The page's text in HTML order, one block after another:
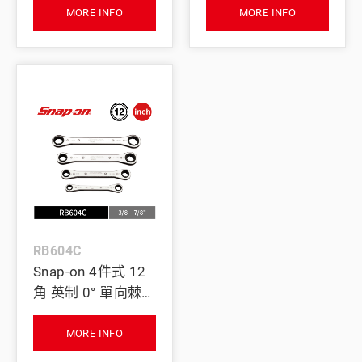
MORE INFO MORE INFO
RB604C
Snap-on 4件式 12
角 英制 0° 單向棘輪
扳手組
MORE INFO